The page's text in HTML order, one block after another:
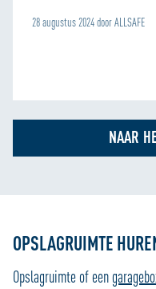
28 augustus 2024 door ALLSAFE
NAAR
OPSLAGRUIMTE
Opslagruimte of een